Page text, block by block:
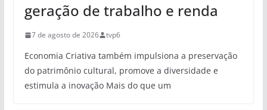
geração de trabalho e renda
7 de agosto de 2026 tvp6
Economia Criativa também impulsiona a preservação
do patrimônio cultural, promove a diversidade e
estimula a inovação Mais do que um